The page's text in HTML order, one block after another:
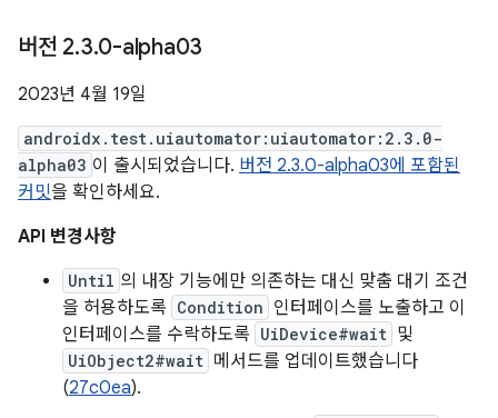
버전 2.3.0-alpha03
2023년 4월 19일
androidx.test.uiautomator:uiautomator:2.3.0-
alpha03 이 출시되었습니다. 버전 2.3.0-alpha03에 포함된
커밋을 확인하세요.
API 변경사항
Until 의 내장 기능에만 의존하는 대신 맞춤 대기 조건
을 허용하도록 Condition 인터페이스를 노출하고 이
인터페이스를 수락하도록 UiDevice#wait 및
UiObject2#wait 메서드를 업데이트했습니다
(27c0ea).